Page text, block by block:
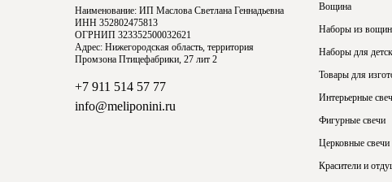
Наименование: ИП Маслова Светлана Геннадьевна
ИНН 352802475813
ОГРНИП 323352500032621
Адрес: Нижегородская область, территория
Промзона Птицефабрики, 27 лит 2
+7 911 514 57 77
info@meliponini.ru
Вощина
Наборы из
Наборы для
Товары для
Интерьерные
Фигурные свечи
Церковные свечи
Красители и